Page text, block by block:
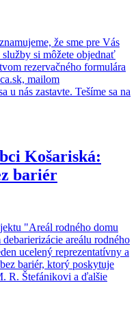
že sme pre Vás
si môžete objednať
rezervačného formulára
mailom
u nás zastavte. Tešíme sa na
Košariská:
bariér
"Areál rodného domu
areálu rodného
ucelený reprezentatívny a
bariér, ktorý poskytuje
R. Štefánikovi a ďalšie